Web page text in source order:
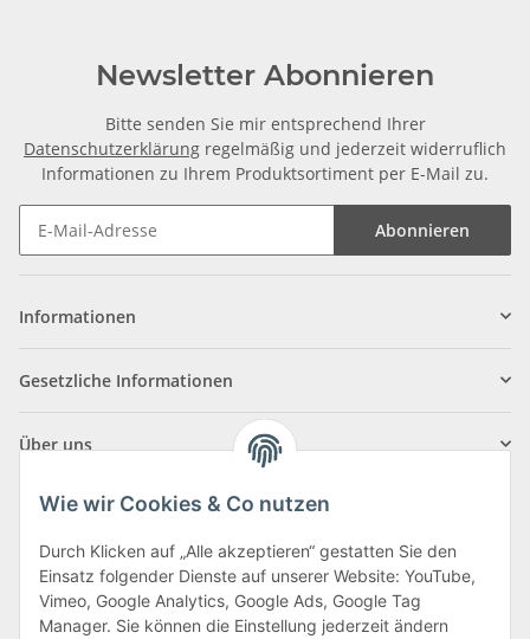
Newsletter Abonnieren
Bitte senden Sie mir entsprechend Ihrer
Datenschutzerklärung regelmäßig und jederzeit widerruflich
Informationen zu Ihrem Produktsortiment per E-Mail zu.
Abonnieren
Informationen
Gesetzliche Informationen
Über uns
Klagenfurter Straße 29
9556 Liebenfels
Wie wir Cookies & Co nutzen
Durch Klicken auf „Alle akzeptieren“ gestatten Sie den
Einsatz folgender Dienste auf unserer Website: YouTube,
Vimeo, Google Analytics, Google Ads, Google Tag
Manager. Sie können die Einstellung jederzeit ändern